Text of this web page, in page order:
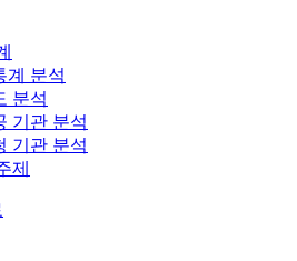
계 분석
분석
기관 분석
기관 분석
제